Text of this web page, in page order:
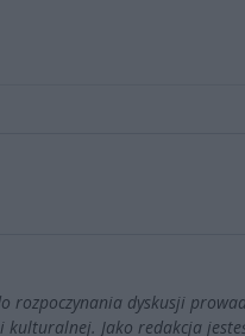
rozpoczynania dyskusji
Jako redakcja